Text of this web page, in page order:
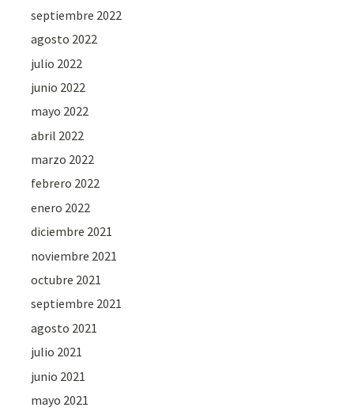
septiembre 2022
agosto 2022
julio 2022
junio 2022
mayo 2022
abril 2022
marzo 2022
febrero 2022
enero 2022
diciembre 2021
noviembre 2021
octubre 2021
septiembre 2021
agosto 2021
julio 2021
junio 2021
mayo 2021